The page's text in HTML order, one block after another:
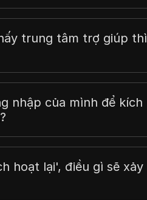
trung tâm trợ giúp thì
nhập của mình để kích
hoạt lại', điều gì sẽ xảy